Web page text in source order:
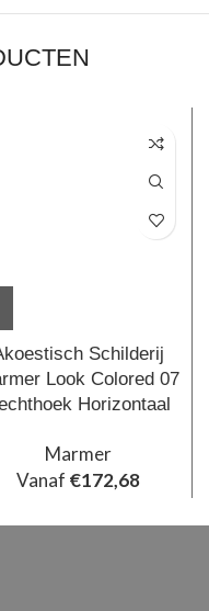
Schilderij
Look Colored 07
Horizontaal
Marmer
Vanaf €172,68